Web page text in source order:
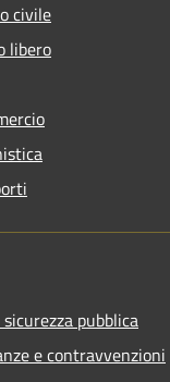
civile
libero
pubblica
e contravvenzioni